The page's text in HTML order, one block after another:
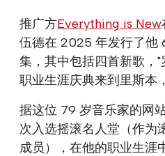
推广方Everything is New
伍德在 2025 年发行了他
集，其中包括四首新歌，
职业生涯庆典来到里斯本
据这位 79 岁音乐家的网
次入选摇滚名人堂（作为
成员），在他的职业生涯